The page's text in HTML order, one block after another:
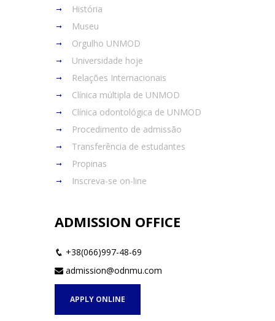
História
Museu
Orgulho UNMOD
Universidade hoje
Relações Internacionais
Clínica múltipla de UNMOD
Clínica odontológica de UNMOD
Procedimento de admissão
Transferência de estudantes
Propinas
Inscreva-se on-line
ADMISSION OFFICE
+38(066)997-48-69
admission@odnmu.com
APPLY ONLINE